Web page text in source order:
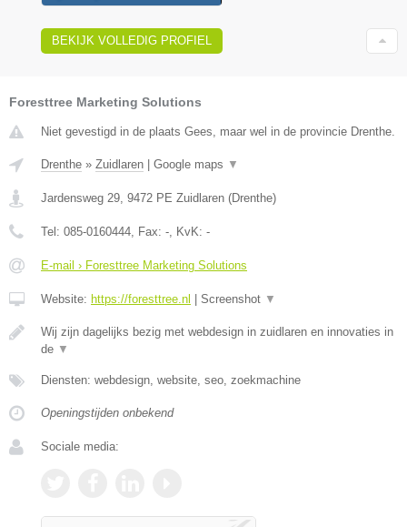
BEKIJK VOLLEDIG PROFIEL
Foresttree Marketing Solutions
Niet gevestigd in de plaats Gees, maar wel in de provincie Drenthe.
Drenthe » Zuidlaren Google maps ▼
Jardensweg 29, 9472 PE Zuidlaren (Drenthe)
Tel: 085-0160444, Fax: -, KvK: -
E-mail › Foresttree Marketing Solutions
Website: https://foresttree.nl Screenshot ▼
Wij zijn dagelijks bezig met webdesign in zuidlaren en innovaties in
de ▼
Diensten: webdesign, website, seo, zoekmachine
Openingstijden onbekend
Sociale media: